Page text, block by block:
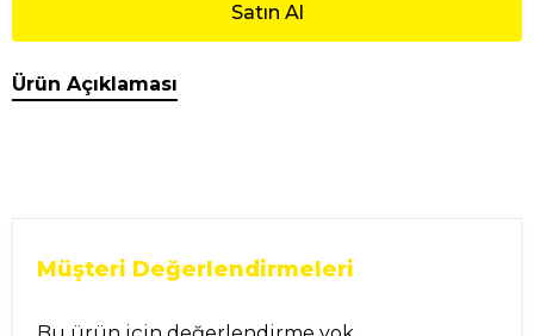
Satın Al
Ürün Açıklaması
Müşteri Değerlendirmeleri